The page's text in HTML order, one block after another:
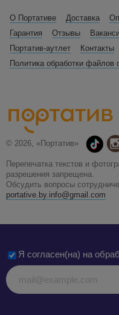
О Портативе Доставка
Гарантия
Отзывы
Портатив-аутлет
Контакты
Политика обработки файлов
© 2026, «Портатив»
Перепечатка текстов и
разрешения запрещена.
Обсудить вопросы
portative.by.info@gmail.com
Я согласен(на) на